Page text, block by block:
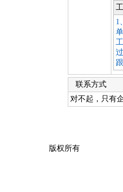
1
联系方式
对不起，只有
版权所有